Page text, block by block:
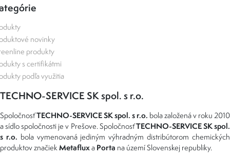
novinky
produkty
s certifikátmi
podľa využitia
TECHNO-SERVICE SK spol. s r.o.
SpoločnosťTECHNO-SERVICE SK spol. s r.o. bola založená v roku 2010
a sídlo spoločnosti je v Prešove. SpoločnosťTECHNO-SERVICE SK spol.
s r.o. bola vymenovaná jediným výhradným distribútorom chemických
produktov značiekMetafluxa Porta na území Slovenskej republiky.